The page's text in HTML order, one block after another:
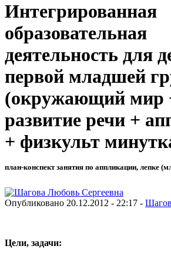
Интегрированная
образовательная
деятельность для
первой младшей
(окружающий мир
развитие речи +
+ физкульт
план-конспект занятия по аппликации, лепке
Опубликовано 20.12.2012 - 22:17 -
Цели, задачи: